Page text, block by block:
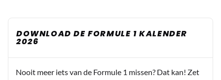
DOWNLOAD DE FORMULE 1 KALENDER
2026
Nooit meer iets van de Formule 1 missen? Dat kan! Zet